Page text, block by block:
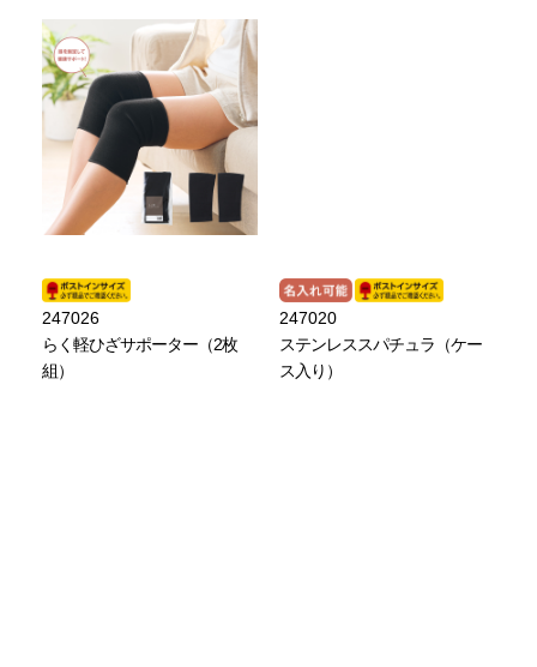
247026
らく軽ひざサポーター（2枚
組）
247020
ステンレススパチュラ（ケー
ス入り）